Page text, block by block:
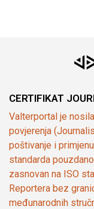
CERTIFIKAT
Valterportal je
povjerenja
poštivanje i
standarda
zasnovan na ISO
Reportera bez
međunarodnih